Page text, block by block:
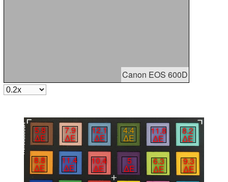
Canon EOS 600D
5.8
∆E
7.9
∆E
12.1
∆E
4.4
∆E
11.8
∆E
8.2
∆E
8.8
∆E
11.4
∆E
10.4
∆E
5
∆E
6.3
∆E
9.3
∆E